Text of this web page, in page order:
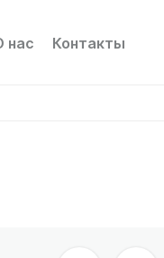
нас Контакты